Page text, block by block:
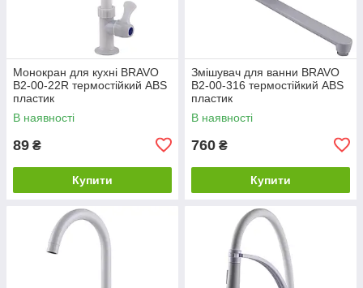
Монокран для кухні BRAVO
B2-00-22R термостійкий ABS
пластик
В наявності
89 ₴
Купити
Змішувач для ванни BRAVO
B2-00-316 термостійкий ABS
пластик
В наявності
760 ₴
Купити